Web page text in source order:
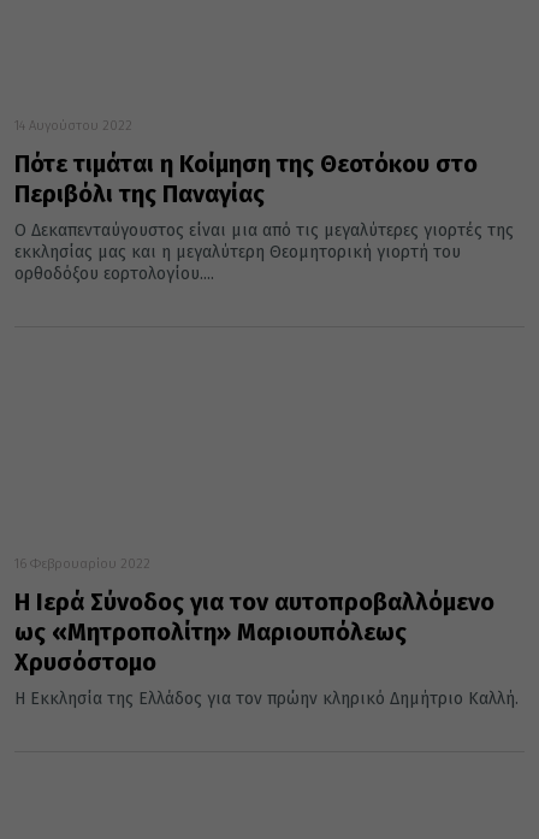
14 Αυγούστου 2022
Πότε τιμάται η Κοίμηση της Θεοτόκου στο
Περιβόλι της Παναγίας
Ο Δεκαπενταύγουστος είναι μια από τις μεγαλύτερες γιορτές της
εκκλησίας μας και η μεγαλύτερη Θεομητορική γιορτή του
ορθοδόξου εορτολογίου....
16 Φεβρουαρίου 2022
Η Ιερά Σύνοδος για τον αυτοπροβαλλόμενο
ως «Μητροπολίτη» Μαριουπόλεως
Χρυσόστομο
Η Εκκλησία της Ελλάδος για τον πρώην κληρικό Δημήτριο Καλλή.